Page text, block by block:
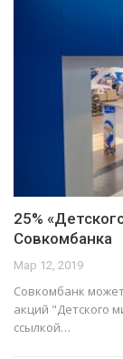
25%
Совкомбанка
Мар 12, 2019
Совкомбанк
акций "Детского
ссылкой…